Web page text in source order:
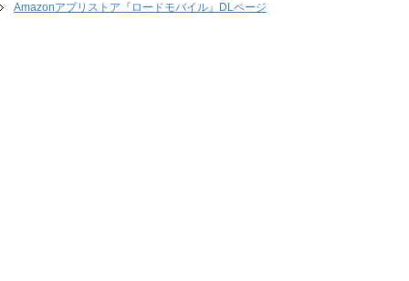
Amazonアプリストア『ロードモバイル』DLページ